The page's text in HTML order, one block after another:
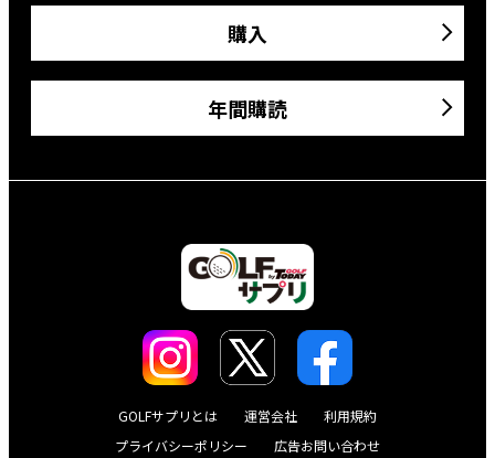
購入
年間購読
GOLFサプリとは 運営会社
利用規約
プライバシーポリシー
広告お問い合わせ